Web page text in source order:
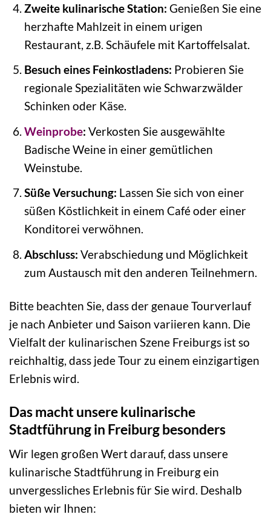
Zweite kulinarische Station: Genießen Sie eine
herzhafte Mahlzeit in einem urigen
Restaurant, z.B. Schäufele mit Kartoffelsalat.
Besuch eines Feinkostladens: Probieren Sie
regionale Spezialitäten wie Schwarzwälder
Schinken oder Käse.
Weinprobe: Verkosten Sie ausgewählte
Badische Weine in einer gemütlichen
Weinstube.
Süße Versuchung: Lassen Sie sich von einer
süßen Köstlichkeit in einem Café oder einer
Konditorei verwöhnen.
Abschluss: Verabschiedung und Möglichkeit
zum Austausch mit den anderen Teilnehmern.
Bitte beachten Sie, dass der genaue Tourverlauf
je nach Anbieter und Saison variieren kann. Die
Vielfalt der kulinarischen Szene Freiburgs ist so
reichhaltig, dass jede Tour zu einem einzigartigen
Erlebnis wird.
Das macht unsere kulinarische
Stadtführung in Freiburg besonders
Wir legen großen Wert darauf, dass unsere
kulinarische Stadtführung in Freiburg ein
unvergessliches Erlebnis für Sie wird. Deshalb
bieten wir Ihnen: